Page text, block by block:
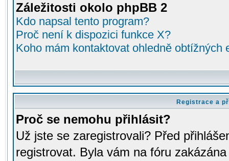
Záležitosti okolo phpBB 2
Kdo napsal tento program?
Proč není k dispozici funkce X?
Koho mám kontaktovat ohledně
Registrace a
Proč se nemohu přihlásit?
Už jste se zaregistrovali? Před
registrovat. Byla vám na fóru